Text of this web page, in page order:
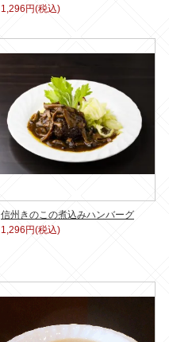
1,296円(税込)
信州きのこの煮込みハンバーグ
1,296円(税込)